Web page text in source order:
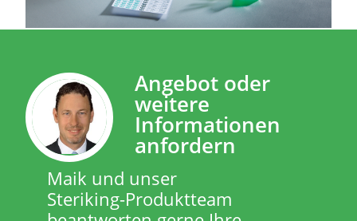
Angebot oder
weitere
Informationen
anfordern
Maik und unser
Steriking-Produktteam